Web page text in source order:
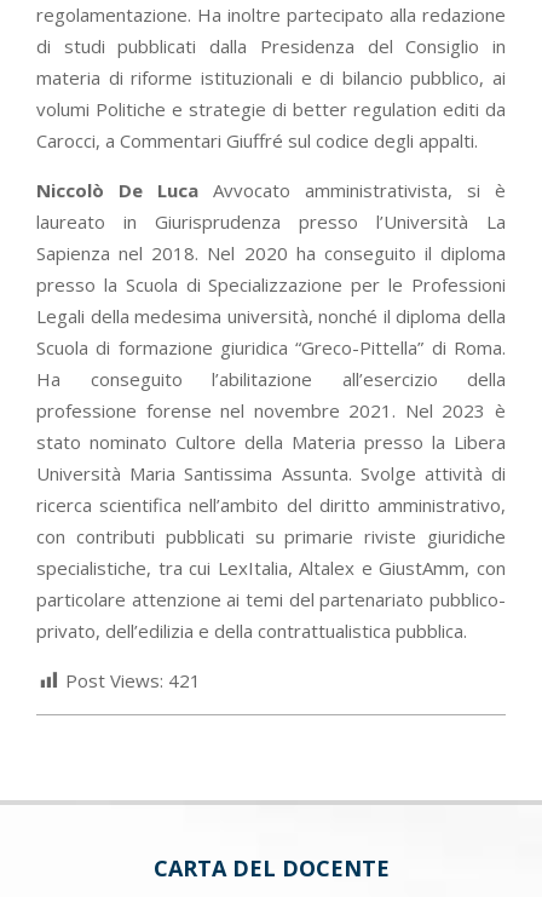
regolamentazione. Ha inoltre partecipato alla redazione
di studi pubblicati dalla Presidenza del Consiglio in
materia di riforme istituzionali e di bilancio pubblico, ai
volumi Politiche e strategie di better regulation editi da
Carocci, a Commentari Giuffré sul codice degli appalti.
Niccolò De Luca Avvocato amministrativista, si è
laureato in Giurisprudenza presso l’Università La
Sapienza nel 2018. Nel 2020 ha conseguito il diploma
presso la Scuola di Specializzazione per le Professioni
Legali della medesima università, nonché il diploma della
Scuola di formazione giuridica “Greco-Pittella” di Roma.
Ha conseguito l’abilitazione all’esercizio della
professione forense nel novembre 2021. Nel 2023 è
stato nominato Cultore della Materia presso la Libera
Università Maria Santissima Assunta. Svolge attività di
ricerca scientifica nell’ambito del diritto amministrativo,
con contributi pubblicati su primarie riviste giuridiche
specialistiche, tra cui LexItalia, Altalex e GiustAmm, con
particolare attenzione ai temi del partenariato pubblico-
privato, dell’edilizia e della contrattualistica pubblica.
Post Views: 421
CARTA DEL DOCENTE